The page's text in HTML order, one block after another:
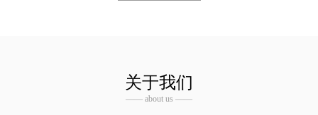
关于我们
—— about us ——